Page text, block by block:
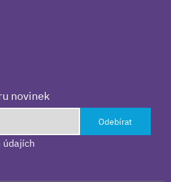
novinek
Odebírat
údajích